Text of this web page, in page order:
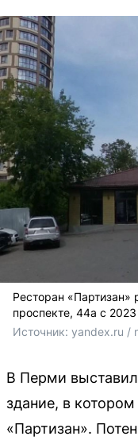
Ресторан «Партизан»
проспекте, 44а с 2023
Источник: yandex.ru /
В Перми
здание, в
«Партизан».